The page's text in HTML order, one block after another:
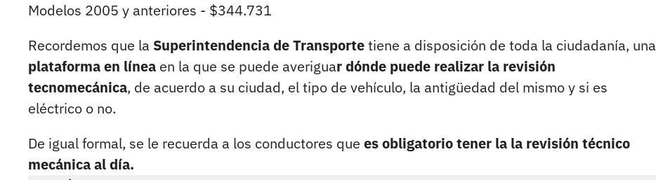
Modelos 2005 y anteriores - $344.731
Recordemos que la Superintendencia de Transportetiene a disposición de toda la ciudadanía, una
plataforma en línea en la que se puede averiguar dónde puede realizar la revisión
tecnomecánica, de acuerdo a su ciudad, el tipo de vehículo, la antigüedad del mismo y si es
eléctrico o no.
De igual formal, se le recuerda a los conductores que es obligatorio tener la la revisión técnico
mecánica al día.